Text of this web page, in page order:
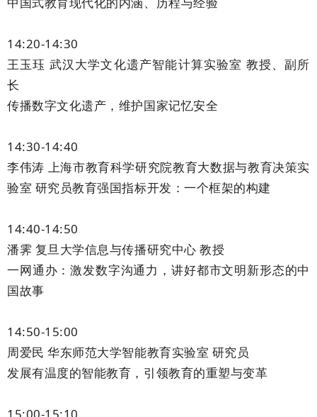
14:20-14:30
王玉珏 武汉大学文化遗产智能计算实验室 教授、副所
长
传播数字文化遗产，维护国家记忆安全
14:30-14:40
李伟涛 上海市教育科学研究院教育大数据与教育决策实
验室 研究员教育强国指标开发：一个框架的构建
14:40-14:50
潘霁 复旦大学信息与传播研究中心 教授
一网通办：激发数字沟通力，讲好都市文明新形态的中
国故事
14:50-15:00
周爱民 华东师范大学智能教育实验室 研究员
发展有温度的智能教育，引领教育的重塑与变革